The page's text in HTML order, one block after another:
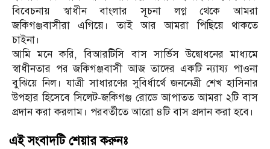
বিবেচনায় স্বাধীন বাংলার সূচনা লগ্ন থেকে আমরা
জকিগঞ্জবাসীরা এগিয়ে। তাই আর আমরা পিছিয়ে থাকতে
চাইনা।
আমি মনে করি, বিআরটিসি বাস সার্ভিস উদ্বোধনের মাধ্যমে
স্বাধীনতার পর জকিগঞ্জবাসী আজ তাদের একটি ন্যায্য পাওনা
বুঝিয়ে নিল। যাত্রী সাধারণের সুবির্ধার্থে জননেত্রী শেখ হাসিনার
উপহার হিসেবে সিলেট-জকিগঞ্জ রোডে আপাতত আমরা ২টি বাস
প্রদান করা করলাম। পরবর্তীতে আরো ৪টি বাস প্রদান করা হবে।
এই সংবাদটি শেয়ার করুনঃ